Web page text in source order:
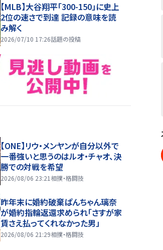
【MLB】大谷翔平「300-150」に史上
2位の速さで到達 記録の意味を読
み解く
2026/07/10 17:26話題の投稿
【ONE】リウ・メンヤンが自分以外で
一番強いと思うのはルオ・チャオ、決
勝での対戦を希望
2026/08/06 23:21 相撲・格闘技
昨年末に婚約破棄ぱんちゃん璃奈
が婚約指輪返還求められ「さすが家
賃さえ払ってくれなかった男」
2026/08/06 21:29相撲・格闘技